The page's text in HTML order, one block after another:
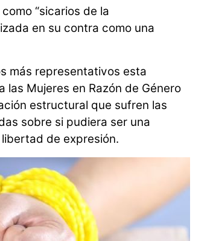
como “sicarios de la
en su contra como una
más representativos esta
Mujeres en Razón de Género
estructural que sufren las
sobre si pudiera ser una
de expresión.